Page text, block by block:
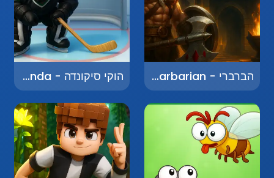
הברברי - The Barbarian הוקי סיקונדה - Hockey Sikonda